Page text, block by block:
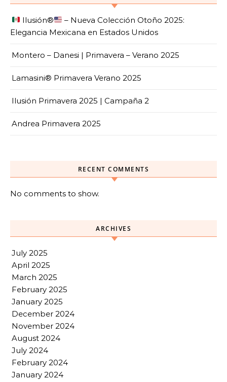
Ilusión®️
– Nueva Colección Otoño 2025:
Elegancia Mexicana en Estados Unidos
Montero – Danesi | Primavera – Verano 2025
Lamasini® Primavera Verano 2025
Ilusión Primavera 2025 | Campaña 2
Andrea Primavera 2025
RECENT COMMENTS
No comments to show.
ARCHIVES
July 2025
April 2025
March 2025
February 2025
January 2025
December 2024
November 2024
August 2024
July 2024
February 2024
January 2024